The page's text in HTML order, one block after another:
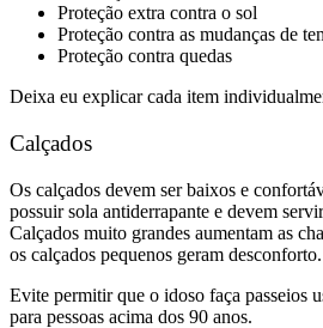
Proteção extra contra o sol
Proteção contra as mudanças de
Proteção contra quedas
Deixa eu explicar cada item
Calçados
Os calçados devem ser baixos e
possuir sola antiderrapante e devem
Calçados muito grandes aumentam as
os calçados pequenos geram desconforto.
Evite permitir que o idoso faça passeios
para pessoas acima dos 90 anos.